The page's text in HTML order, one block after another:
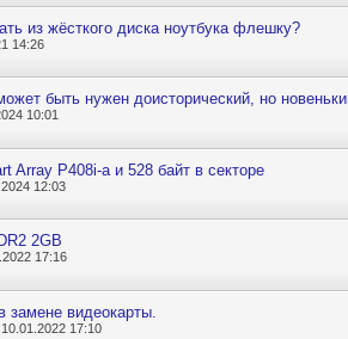
из жёсткого диска ноутбука флешку?
14:26
быть нужен доисторический, но
10:01
Array P408i-a и 528 байт в секторе
12:03
2GB
17:16
замене видеокарты.
, 10.01.2022 17:10